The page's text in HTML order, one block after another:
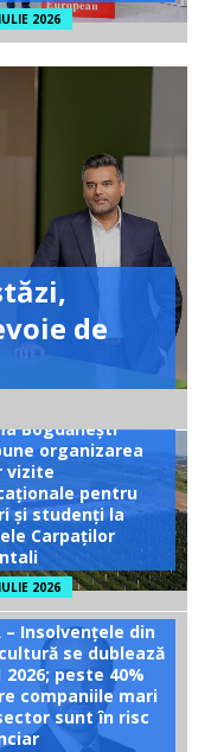
2026
de
Bogdănești
organizarea
vizite
pentru
și studenți la
Carpaților
2026
– Insolvențele din
se dublează
2026; peste 40%
companiile mari
sunt în risc